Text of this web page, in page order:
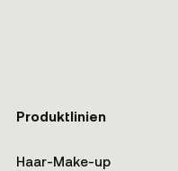
Produktlinien
Haar-Make-up